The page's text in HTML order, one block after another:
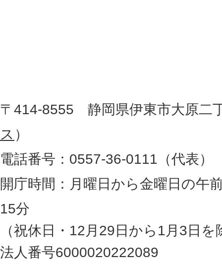
地
図
。
静
岡
県
の
最
東
所
〒414-8555 静岡県伊東市大原二
ス ）
電話番号：0557-36-0111（代表）
開庁時間：月曜日から金曜日の午
15分
（祝休日・12月29日から1月3日を
法人番号6000020222089